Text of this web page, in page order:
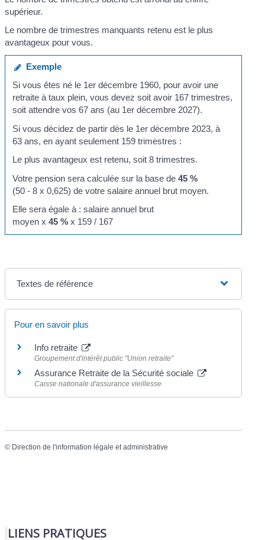
supérieur.
Le nombre de trimestres manquants retenu est le plus
avantageux pour vous.
Exemple
Si vous êtes né le 1erdécembre 1960, pour avoir une
retraite à taux plein, vous devez soit avoir 167 trimestres,
soit attendre vos 67 ans (au 1erdécembre 2027).
Si vous décidez de partir dès le 1erdécembre 2023, à
63 ans, en ayant seulement 159 trimestres :
Le plus avantageux est retenu, soit 8 trimestres.
Votre pension sera calculée sur la base de 45 %
(50 - 8 x 0,625) de votre salaire annuel brut moyen.
Elle sera égale à : salaire annuel brut
moyen x 45 %x 159 / 167
Textes de référence
Pour en savoir plus
Info retraite
Groupement d'intérêt public "Union retraite"
Assurance Retraite de la Sécurité sociale
Caisse nationale d'assurance vieillesse
© Direction de l'information légale et administrative
LIENS PRATIQUES